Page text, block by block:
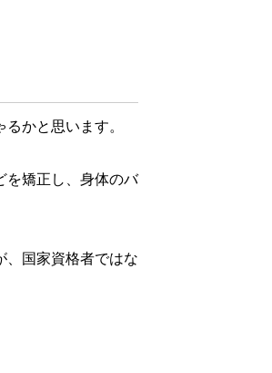
かと思います。
を矯正し、身体のバ
国家資格者ではな